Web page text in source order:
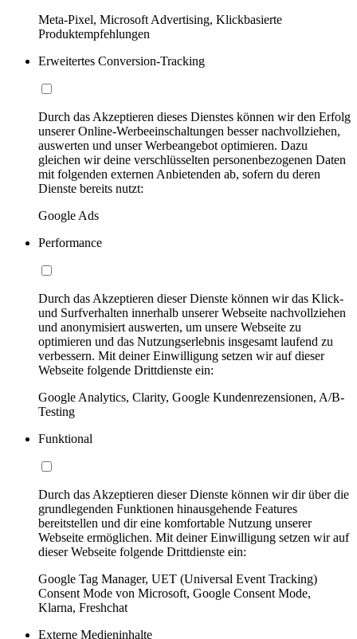
Meta-Pixel, Microsoft Advertising, Klickbasierte
Produktempfehlungen
Erweitertes Conversion-Tracking
Durch das Akzeptieren dieses Dienstes können wir den Erfolg
unserer Online-Werbeeinschaltungen besser nachvollziehen,
auswerten und unser Werbeangebot optimieren. Dazu
gleichen wir deine verschlüsselten personenbezogenen Daten
mit folgenden externen Anbietenden ab, sofern du deren
Dienste bereits nutzt:
Google Ads
Performance
Durch das Akzeptieren dieser Dienste können wir das Klick-
und Surfverhalten innerhalb unserer Webseite nachvollziehen
und anonymisiert auswerten, um unsere Webseite zu
optimieren und das Nutzungserlebnis insgesamt laufend zu
verbessern. Mit deiner Einwilligung setzen wir auf dieser
Webseite folgende Drittdienste ein:
Google Analytics, Clarity, Google Kundenrezensionen, A/B-
Testing
Funktional
Durch das Akzeptieren dieser Dienste können wir dir über die
grundlegenden Funktionen hinausgehende Features
bereitstellen und dir eine komfortable Nutzung unserer
Webseite ermöglichen. Mit deiner Einwilligung setzen wir auf
dieser Webseite folgende Drittdienste ein:
Google Tag Manager, UET (Universal Event Tracking)
Consent Mode von Microsoft, Google Consent Mode,
Klarna, Freshchat
Externe Medieninhalte